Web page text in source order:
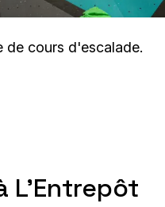
de cours d'escalade.
L'Entrepôt